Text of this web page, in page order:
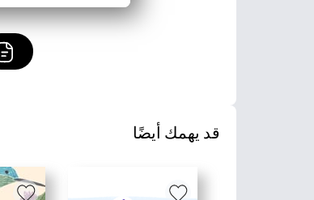
قد يهمك أيضًا